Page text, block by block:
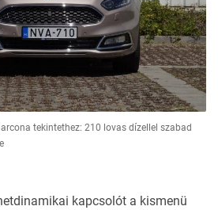
tekintethez: 210 lovas dízellel szabad
kapcsolót a kismenü